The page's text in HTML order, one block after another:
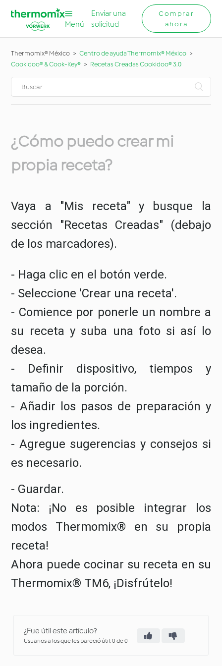
Menú
Enviar una
solicitud
Comprar
ahora
Thermomix® México
Centro de ayuda Thermomix® México
Cookidoo® & Cook-Key®
Recetas Creadas Cookidoo® 3.0
¿Cómo puedo crear mi
propia receta?
Vaya a "Mis receta" y busque la
sección "Recetas Creadas" (debajo
de los marcadores).
- Haga clic en el botón verde.
- Seleccione 'Crear una receta'.
- Comience por ponerle un nombre a
su receta y suba una foto si así lo
desea.
- Definir dispositivo, tiempos y
tamaño de la porción.
- Añadir los pasos de preparación y
los ingredientes.
- Agregue sugerencias y consejos si
es necesario.
- Guardar.
Nota: ¡No es posible integrar los
modos Thermomix® en su propia
receta!
Ahora puede cocinar su receta en su
Thermomix® TM6, ¡Disfrútelo!​
¿Fue útil este artículo?
Usuarios a los que les pareció útil: 0 de 0